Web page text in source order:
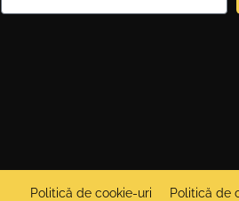
Politică de cookie-uri Politică de